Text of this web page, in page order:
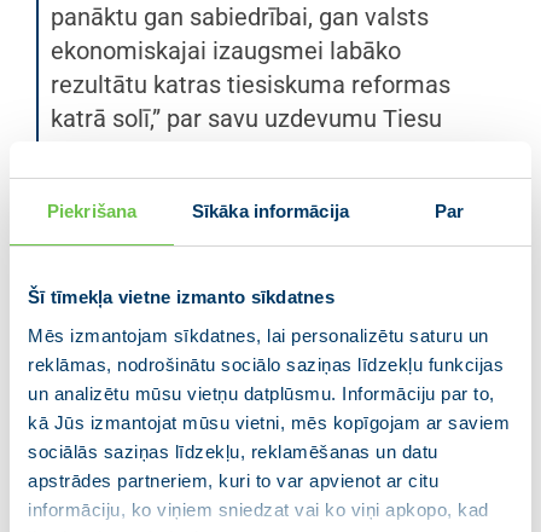
Piekrišana Sīkāka informācija Par
Šī tīmekļa vietne izmanto sīkdatnes
Mēs izmantojam sīkdatnes, lai personalizētu saturu un
reklāmas, nodrošinātu sociālo saziņas līdzekļu funkcijas
un analizētu mūsu vietņu datplūsmu. Informāciju par to,
kā Jūs izmantojat mūsu vietni, mēs kopīgojam ar saviem
sociālās saziņas līdzekļu, reklamēšanas un datu
apstrādes partneriem, kuri to var apvienot ar citu
informāciju, ko viņiem sniedzat vai ko viņi apkopo, kad
panāktu gan sabiedrībai, gan valsts
ekonomiskajai izaugsmei labāko
rezultātu katras tiesiskuma reformas
katrā solī,” par savu uzdevumu Tiesu
Inese Lībiņa-Egnere.
Šodien ievēlēta arī Juridiskās komisijas
Krimināltiesību politikas apakškomisijas vadība, un
apakškomisijas priekšsēdētāja amatā ievēlēts
Andrejs Judins.
“Krimināltiesību politikas apakškomisija strādās ar
grozījumiem Krimināllikumā, Kriminālprocesa likumā,
kā arī normatīvajiem aktiem, kas paredz
administratīvo atbildību. Jau nākamajā nedēļā
apakškomisijai būs jālemj, vai veidotu vienu likumu,